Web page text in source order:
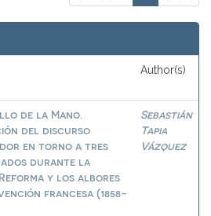
Author(s)
de la Mano.
del discurso
en torno a tres
durante la
y los albores
francesa (1858-
Sebastián
Tapia
Vázquez